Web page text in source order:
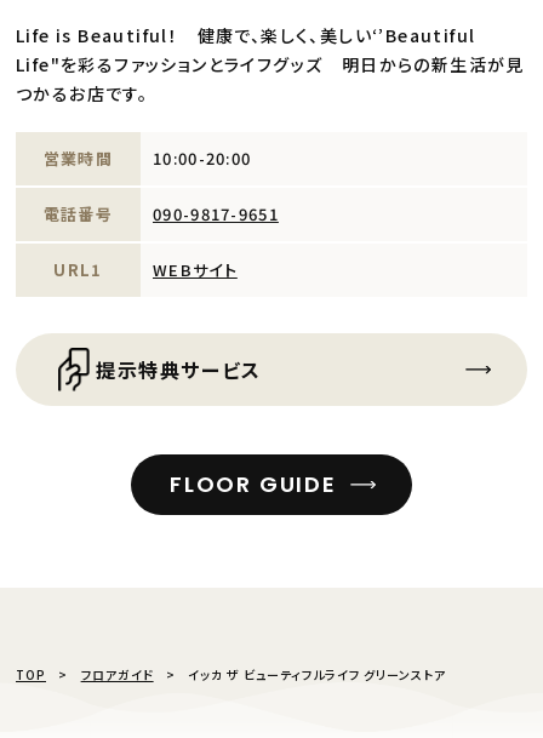
Life is Beautiful！ 健康で、楽しく、美しい‘’Beautiful
Life"を彩るファッションとライフグッズ 明日からの新生活が見
つかるお店です。
営業時間 10:00-20:00
電話番号 090-9817-9651
URL1 WEBサイト
提示特典サービス
FLOOR GUIDE
TOP フロアガイド イッカ ザ ビューティフルライフ グリーンストア